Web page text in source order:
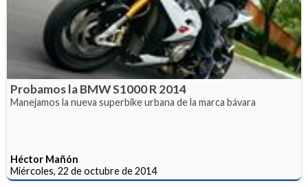
Probamos la BMW S1000 R 2014
Manejamos la nueva superbike urbana de la marca bávara
Héctor Mañón
Miércoles, 22 de octubre de 2014